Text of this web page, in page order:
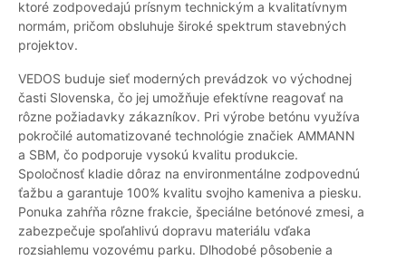
ktoré zodpovedajú prísnym technickým a kvalitatívnym
normám, pričom obsluhuje široké spektrum stavebných
projektov.
VEDOS buduje sieť moderných prevádzok vo východnej
časti Slovenska, čo jej umožňuje efektívne reagovať na
rôzne požiadavky zákazníkov. Pri výrobe betónu využíva
pokročilé automatizované technológie značiek AMMANN
a SBM, čo podporuje vysokú kvalitu produkcie.
Spoločnosť kladie dôraz na environmentálne zodpovednú
ťažbu a garantuje 100% kvalitu svojho kameniva a piesku.
Ponuka zahŕňa rôzne frakcie, špeciálne betónové zmesi, a
zabezpečuje spoľahlivú dopravu materiálu vďaka
rozsiahlemu vozovému parku. Dlhodobé pôsobenie a